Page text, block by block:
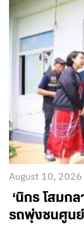
August 10,
‘นิกร โสมก
รถพุ่งชนศูนย์